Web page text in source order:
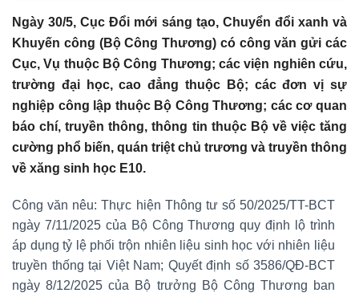
Ngày 30/5, Cục Đổi mới sáng tạo, Chuyển đổi xanh và
Khuyến công (Bộ Công Thương) có công văn gửi các
Cục, Vụ thuộc Bộ Công Thương; các viện nghiên cứu,
trường đại học, cao đẳng thuộc Bộ; các đơn vị sự
nghiệp công lập thuộc Bộ Công Thương; các cơ quan
báo chí, truyền thông, thông tin thuộc Bộ về việc tăng
cường phổ biến, quán triệt chủ trương và truyền thông
về xăng sinh học E10.
Công văn nêu: Thực hiện Thông tư số 50/2025/TT-BCT
ngày 7/11/2025 của Bộ Công Thương quy định lộ trình
áp dụng tỷ lệ phối trộn nhiên liệu sinh học với nhiên liệu
truyền thống tại Việt Nam; Quyết định số 3586/QĐ-BCT
ngày 8/12/2025 của Bộ trưởng Bộ Công Thương ban